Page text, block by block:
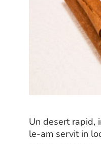
Un desert rapid,
le-am servit in